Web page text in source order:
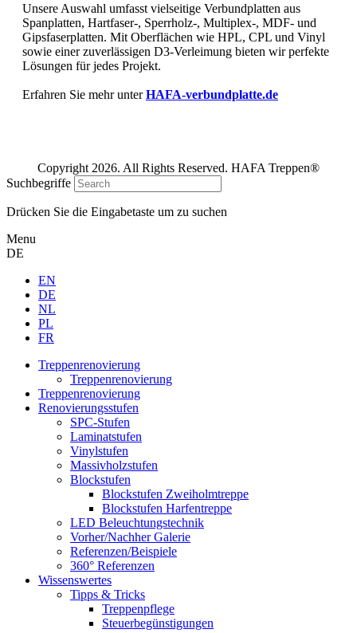
Unsere Auswahl umfasst vielseitige Verbundplatten aus
Spanplatten, Hartfaser-, Sperrholz-, Multiplex-, MDF- und
Gipsfaserplatten. Mit Oberflächen wie HPL, CPL und Vinyl
sowie einer zuverlässigen D3-Verleimung bieten wir perfekte
Lösungen für jedes Projekt.
Erfahren Sie mehr unterHAFA-verbundplatte.de
Copyright 2026. All Rights Reserved. HAFA Treppen®
Suchbegriffe
Drücken Sie die Eingabetaste um zu suchen
Menu
DE
EN
DE
NL
PL
FR
Treppenrenovierung
Treppenrenovierung
Treppenrenovierung
Renovierungsstufen
SPC-Stufen
Laminatstufen
Vinylstufen
Massivholzstufen
Blockstufen
Blockstufen Zweiholmtreppe
Blockstufen Harfentreppe
LED Beleuchtungstechnik
Vorher/Nachher Galerie
Referenzen/Beispiele
360° Referenzen
Wissenswertes
Tipps & Tricks
Treppenpflege
Steuerbegünstigungen